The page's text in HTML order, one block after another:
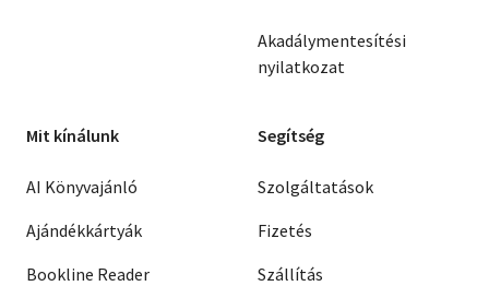
Akadálymentesítési
nyilatkozat
Mit kínálunk
AI Könyvajánló
Ajándékkártyák
Bookline Reader
Segítség
Szolgáltatások
Fizetés
Szállítás